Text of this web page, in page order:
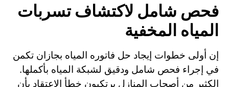
فحص شامل لاكتشاف تسربات
المياه المخفية
إن أولى خطوات إيجاد حل فاتوره المياه بجازان تكمن
في إجراء فحص شامل ودقيق لشبكة المياه بأكملها.
الكثير من أصحاب المنازل يرتكبون خطأ الاعتقاد بأن